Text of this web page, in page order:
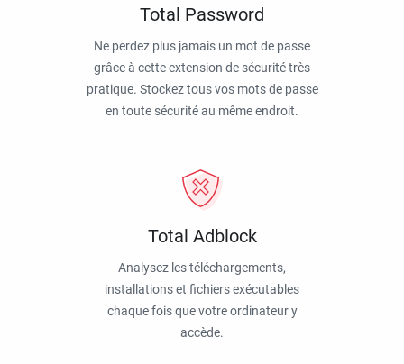
Total Password
Ne perdez plus jamais un mot de passe
grâce à cette extension de sécurité très
pratique. Stockez tous vos mots de passe
en toute sécurité au même endroit.
Total Adblock
Analysez les téléchargements,
installations et fichiers exécutables
chaque fois que votre ordinateur y
accède.